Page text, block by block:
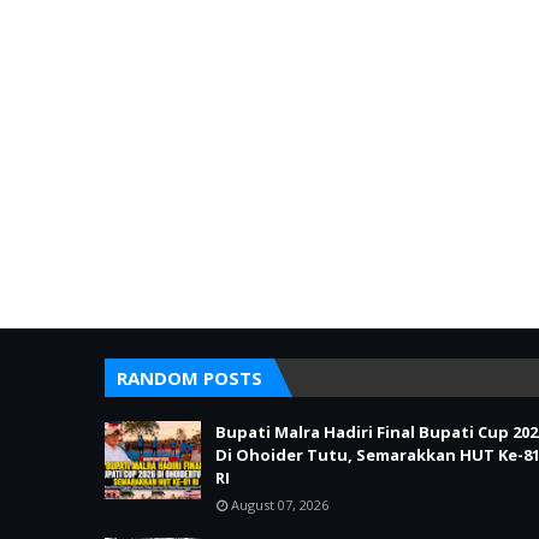
RANDOM POSTS
Bupati Malra Hadiri Final Bupati Cup
Di Ohoider Tutu, Semarakkan HUT Ke-81
RI
August 07, 2026